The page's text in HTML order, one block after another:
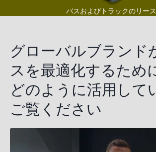
バスおよびトラックのリース
グローバルブランド
スを最適化するため
どのように活用して
ご覧ください